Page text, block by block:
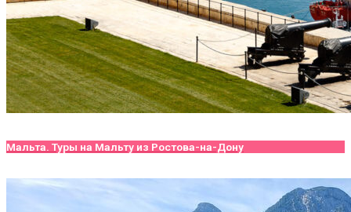
Мальта. Туры на Мальту из Ростова-на-Дону